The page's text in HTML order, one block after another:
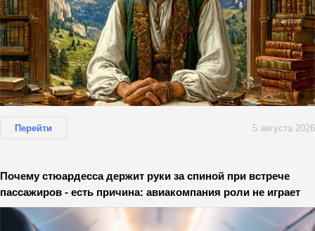
Перейти 5 августа 2026
Почему стюардесса держит руки за спиной при встрече
пассажиров - есть причина: авиакомпания роли не играет